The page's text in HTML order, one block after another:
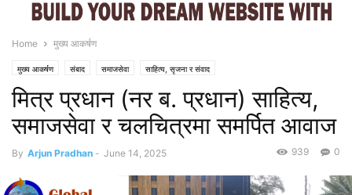
Home मुख्य आकर्षण
मुख्य आकर्षण संबाद समाजसेवा साहित्य, सृजना र संवाद
मित्र प्रधान (नर ब. प्रधान) साहित्य,
समाजसेवा र चलचित्रमा समर्पित आवाज
By Arjun Pradhan - June 14, 2025 0
939